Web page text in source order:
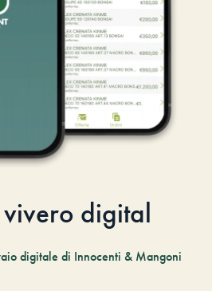
digital
digitale di Innocenti & Mangoni